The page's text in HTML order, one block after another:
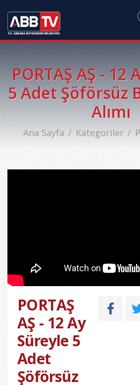
PORTAŞ AŞ - 12
5 Adet Şöförsüz
Alımı
Ana Sayfa Kategoriler
PORTAŞ
AŞ - 12 Ay
Süreyle 5
Adet
Şöförsüz